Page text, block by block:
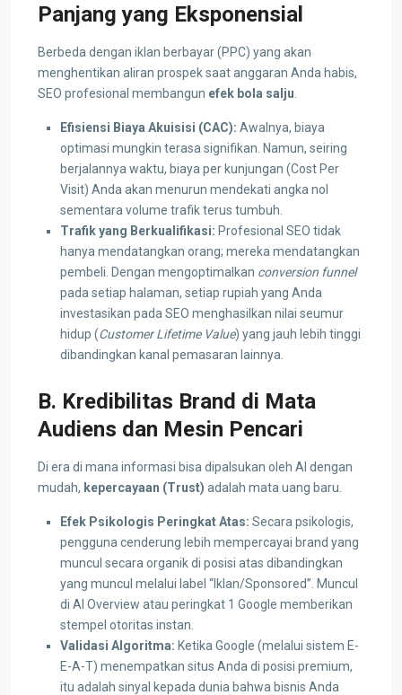
Panjang yang Eksponensial
Berbeda dengan iklan berbayar (PPC) yang akan
menghentikan aliran prospek saat anggaran Anda habis,
SEO profesional membangun efek bola salju
Efisiensi Biaya Akuisisi (CAC): Awalnya, biaya
optimasi mungkin terasa signifikan. Namun, seiring
berjalannya waktu, biaya per kunjungan (Cost Per
Visit) Anda akan menurun mendekati angka nol
sementara volume trafik terus tumbuh.
Trafik yang Berkualifikasi: Profesional SEO tidak
hanya mendatangkan orang; mereka mendatangkan
pembeli. Dengan mengoptimalkan conversion funnel
pada setiap halaman, setiap rupiah yang Anda
investasikan pada SEO menghasilkan nilai seumur
hidup (Customer Lifetime Value) yang jauh lebih tinggi
dibandingkan kanal pemasaran lainnya.
B. Kredibilitas Brand di Mata
Audiens dan Mesin Pencari
Di era di mana informasi bisa dipalsukan oleh AI dengan
mudah, kepercayaan (Trust) adalah mata uang baru.
Efek Psikologis Peringkat Atas: Secara psikologis,
pengguna cenderung lebih mempercayai brand yang
muncul secara organik di posisi atas dibandingkan
yang muncul melalui label “Iklan/Sponsored”. Muncul
di AI Overview atau peringkat 1 Google memberikan
stempel otoritas instan.
Validasi Algoritma: Ketika Google (melalui sistem E-
E-A-T) menempatkan situs Anda di posisi premium,
itu adalah sinyal kepada dunia bahwa bisnis Anda